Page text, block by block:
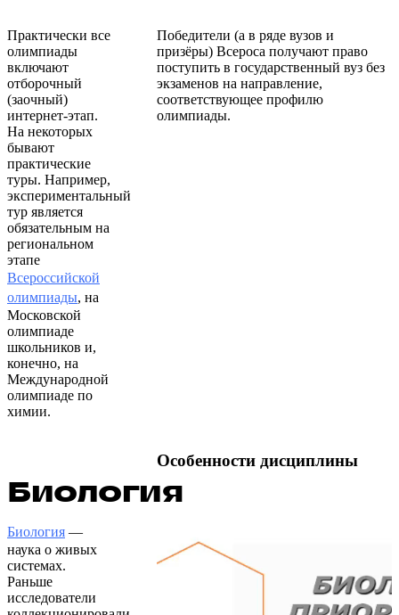
Практически все
олимпиады
включают
отборочный
(заочный)
интернет-этап.
На некоторых
бывают
практические
туры. Например,
экспериментальный
тур является
обязательным на
региональном
этапе
Всероссийской
олимпиады, на
Московской
олимпиаде
школьников и,
конечно, на
Международной
олимпиаде по
химии.
Победители (а в ряде вузов и
призёры) Всероса получают право
поступить в государственный вуз без
экзаменов на направление,
соответствующее профилю
олимпиады.
Биология
Особенности дисциплины
Биология —
наука о живых
системах.
Раньше
исследователи